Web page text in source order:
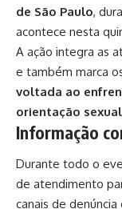
de São Paulo,
acontece nesta
A ação integra as
e também marca
voltada ao
orientação
Informação
Durante todo o
de atendimento
canais de